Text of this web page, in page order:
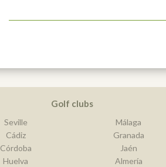
Golf clubs
Seville
Cádiz
Córdoba
Huelva
Málaga
Granada
Jaén
Almería